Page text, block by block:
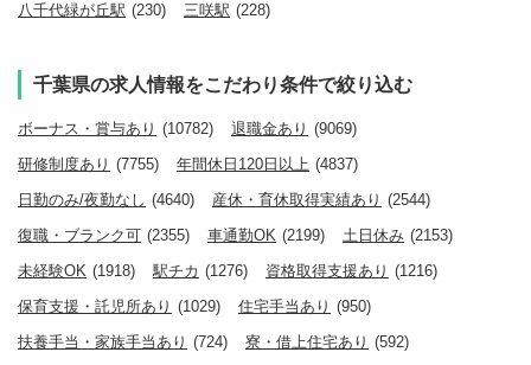
八千代緑が丘駅 (230) 三咲駅 (228)
千葉県の求人情報をこだわり条件で絞り込む
ボーナス・賞与あり (10782) 退職金あり (9069)
研修制度あり (7755) 年間休日120日以上 (4837)
日勤のみ/夜勤なし (4640) 産休・育休取得実績あり (2544)
復職・ブランク可 (2355) 車通勤OK (2199) 土日休み (2153)
未経験OK (1918) 駅チカ (1276) 資格取得支援あり (1216)
保育支援・託児所あり (1029) 住宅手当あり (950)
扶養手当・家族手当あり (724) 寮・借上住宅あり (592)